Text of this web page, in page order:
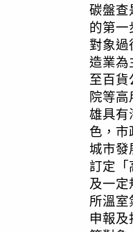
碳盤查
的第一
對象過
造業為
至百貨
院等高
雄具有
色，市
城市發
訂定「
及一定
所溫室
申報